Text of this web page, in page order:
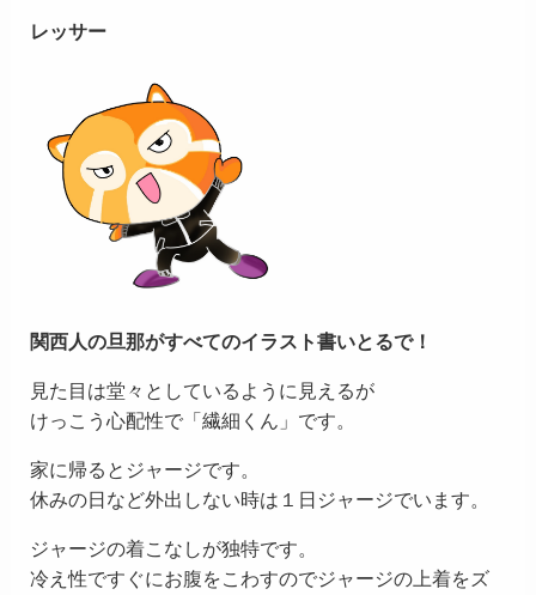
レッサー
関西人の旦那がすべてのイラスト書いとるで！
見た目は堂々としているように見えるが
けっこう心配性で「繊細くん」です。
家に帰るとジャージです。
休みの日など外出しない時は１日ジャージでいます。
ジャージの着こなしが独特です。
冷え性ですぐにお腹をこわすのでジャージの上着をズ